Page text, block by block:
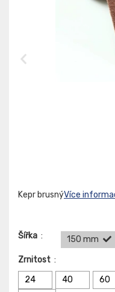
Kepr brusnýVíce
Šířka : 150 mm
Zrnitost :
24
40 60